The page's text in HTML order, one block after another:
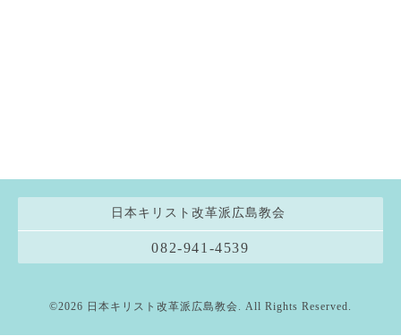
日本キリスト改革派広島教会
082-941-4539
©2026 日本キリスト改革派広島教会. All Rights Reserved.